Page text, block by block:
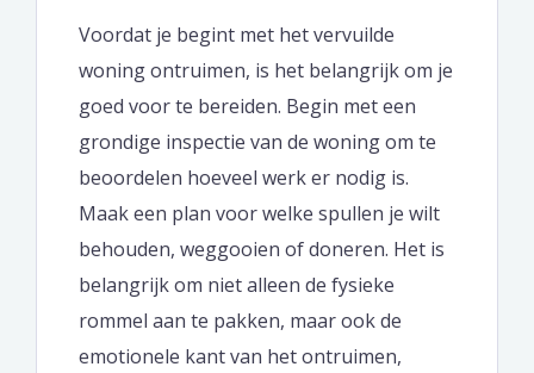
Voordat je begint met het vervuilde
woning ontruimen, is het belangrijk om je
goed voor te bereiden. Begin met een
grondige inspectie van de woning om te
beoordelen hoeveel werk er nodig is.
Maak een plan voor welke spullen je wilt
behouden, weggooien of doneren. Het is
belangrijk om niet alleen de fysieke
rommel aan te pakken, maar ook de
emotionele kant van het ontruimen,